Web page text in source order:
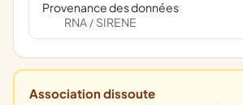
Provenance des données
RNA / SIRENE
Association dissoute